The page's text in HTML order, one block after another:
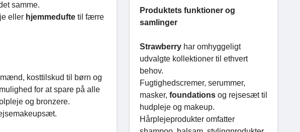
samme.
eller hjemmedufte til færre
kosttilskud til børn og
for at spare på alle
og bronzere.
Produktets funktioner og
samlinger
Strawberry har omhyggeligt
udvalgte kollektioner til ethvert
behov.
Fugtighedscremer, serummer,
masker, foundations og rejsesæt til
hudpleje og makeup.
Hårplejeprodukter omfatter